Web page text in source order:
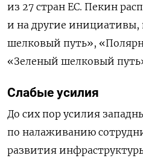
из 27 стран ЕС. Пекин
и на другие
шелковый путь»,
«Зеленый шелковый
Слабые усилия
До сих пор усилия
по налаживанию
развития